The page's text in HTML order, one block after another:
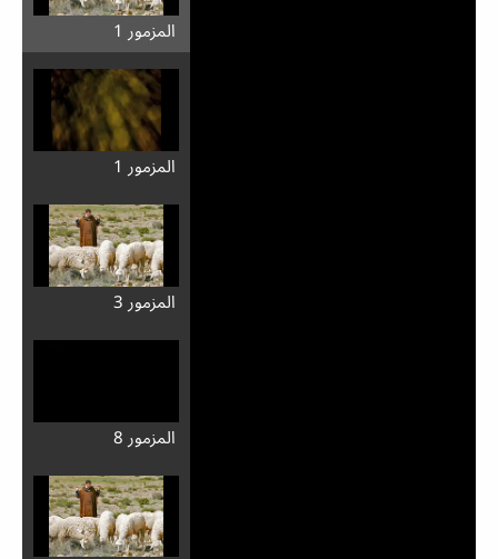
المزمور 1
المزمور 1
المزمور 3
المزمور 8